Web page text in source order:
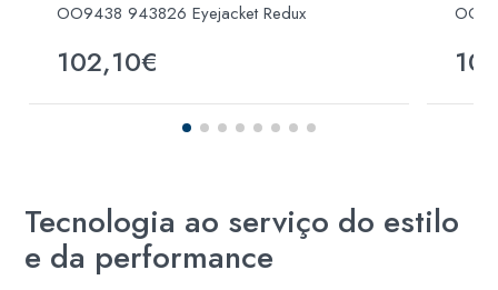
OO9438 943826 Eyejacket Redux
102,10€
Tecnologia ao serviço do estilo
e da performance